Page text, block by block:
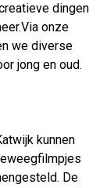
dingen
onze
we diverse
jong en oud.
kunnen
De